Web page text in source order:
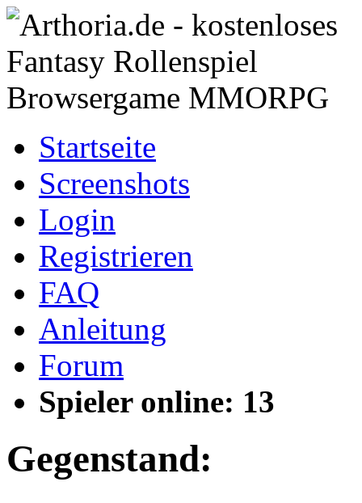
Startseite
Screenshots
Login
Registrieren
FAQ
Anleitung
Forum
Spieler online: 13
Gegenstand: